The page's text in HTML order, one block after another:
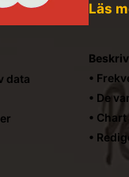
data
Läs
•
• De
•
•